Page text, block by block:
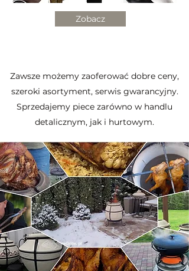
Zobacz
Zawsze możemy zaoferować dobre ceny,
szeroki asortyment, serwis gwarancyjny.
Sprzedajemy piece zarówno w handlu
detalicznym, jak i hurtowym.